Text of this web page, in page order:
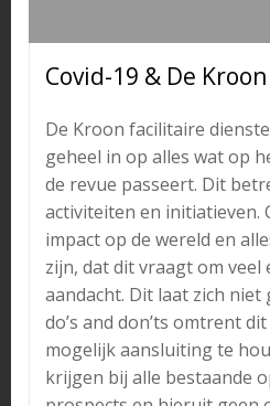
Covid-19 & De Kroon
De Kroon facilitaire
geheel in op alles wat op
de revue passeert. Dit
activiteiten en initiatieven.
impact op de wereld en
zijn, dat dit vraagt om veel
aandacht. Dit laat zich niet
do’s and don’ts omtrent
mogelijk aansluiting te
krijgen bij alle bestaande